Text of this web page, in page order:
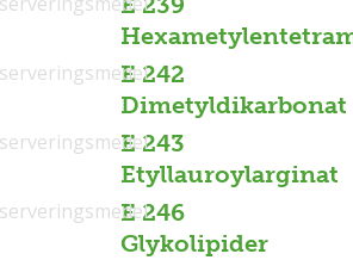
E 242
Dimetyldikarbonat
E 243
Etyllauroylarginat
E 246
Glykolipider